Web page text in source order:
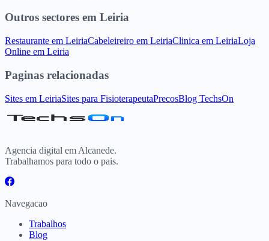
Outros sectores em Leiria
Restaurante em LeiriaCabeleireiro em LeiriaClinica em LeiriaLoja
Online em Leiria
Paginas relacionadas
Sites em LeiriaSites para FisioterapeutaPrecosBlog TechsOn
Agencia digital em Alcanede.
Trabalhamos para todo o pais.
Navegacao
Trabalhos
Blog